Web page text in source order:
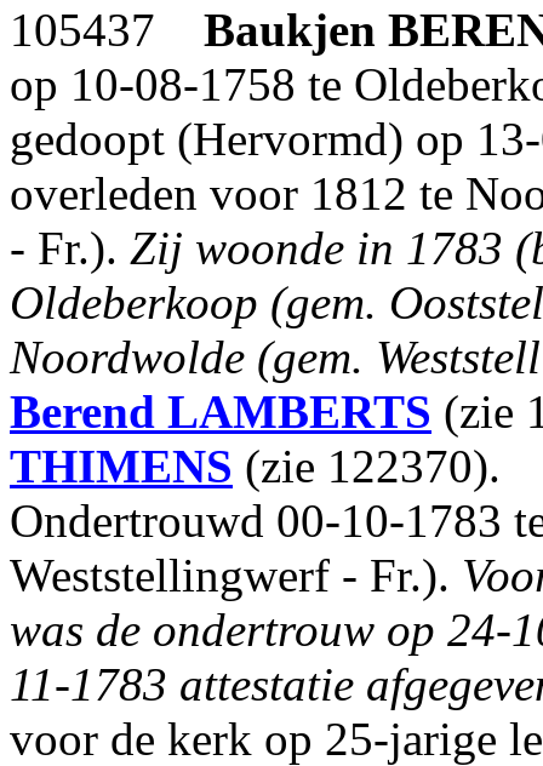
105437 Baukjen
op 10-08-1758 te
gedoopt (Hervormd) op
overleden voor 1812 te
- Fr.). Zij woonde in 1783
Oldeberkoop (gem.
Noordwolde (gem.
Berend LAMBERTS (zie
THIMENS (zie 122370).
Ondertrouwd 00-10-1783
Weststellingwerf - Fr.).
was de ondertrouw op 24-
11-1783 attestatie
voor de kerk op 25-jarige